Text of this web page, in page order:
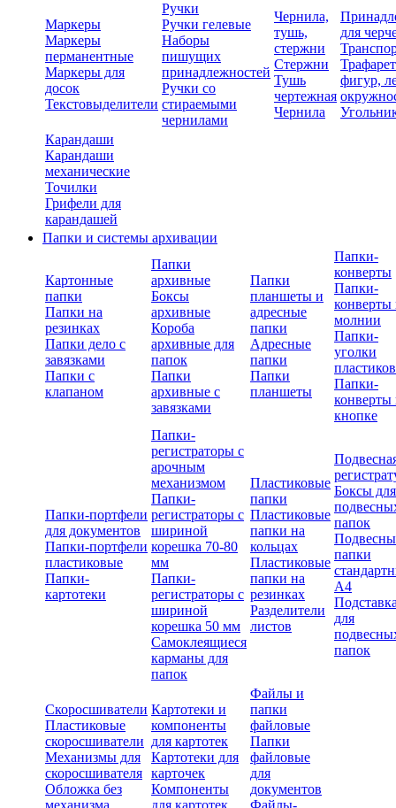
Маркеры
Маркеры
перманентные
Маркеры для
досок
Текстовыделители
Ручки
Ручки гелевые
Наборы
пишущих
принадлежностей
Ручки со
стираемыми
чернилами
Чернила,
тушь,
стержни
Стержни
Тушь
чертежная
Чернила
для
фигур,
Карандаши
Карандаши
механические
Точилки
Грифели для
карандашей
Папки и системы архивации
Картонные
папки
Папки на
резинках
Папки дело с
завязками
Папки с
клапаном
Папки
архивные
Боксы
архивные
Короба
архивные для
папок
Папки
архивные с
завязками
Папки
планшеты и
адресные
папки
Адресные
папки
Папки
планшеты
Папки-
конверты
Папки-
конверты
молнии
Папки-
уголки
Папки-
конверты
кнопке
Папки-портфели
для документов
Папки-портфели
пластиковые
Папки-
картотеки
Папки-
регистраторы с
арочным
механизмом
Папки-
регистраторы с
шириной
корешка 70-80
мм
Папки-
регистраторы с
шириной
корешка 50 мм
Самоклеящиеся
карманы для
папок
Пластиковые
папки
Пластиковые
папки на
кольцах
Пластиковые
папки на
резинках
Разделители
листов
Боксы для
папок
папки
А4
для
папок
Скоросшиватели
Пластиковые
скоросшиватели
Механизмы для
скоросшивателя
Обложка без
механизма
Картотеки и
компоненты
для картотек
Картотеки для
карточек
Компоненты
для картотек
Файлы и
папки
файловые
Папки
файловые
для
документов
Файлы-